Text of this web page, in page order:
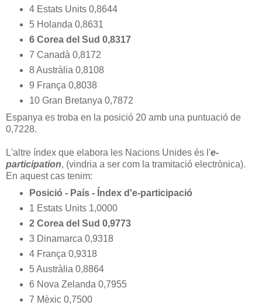
4 Estats Units 0,8644
5 Holanda 0,8631
6 Corea del Sud 0,8317
7 Canadà 0,8172
8 Austràlia 0,8108
9 França 0,8038
10 Gran Bretanya 0,7872
Espanya es troba en la posició 20 amb una puntuació de
0,7228.
L'altre índex que elabora les Nacions Unides és l'e-
participation, (vindria a ser com la tramitació electrònica).
En aquest cas tenim:
Posició - País - Índex d'e-participació
1 Estats Units 1,0000
2 Corea del Sud 0,9773
3 Dinamarca 0,9318
4 França 0,9318
5 Austràlia 0,8864
6 Nova Zelanda 0,7955
7 Mèxic 0,7500